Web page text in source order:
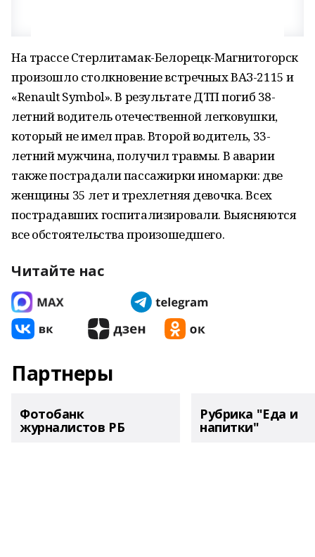
На трассе Стерлитамак-Белорецк-Магнитогорск
произошло столкновение встречных ВАЗ-2115 и
«Renault Symbol». В результате ДТП погиб 38-
летний водитель отечественной легковушки,
который не имел прав. Второй водитель, 33-
летний мужчина, получил травмы. В аварии
также пострадали пассажирки иномарки: две
женщины 35 лет и трехлетняя девочка. Всех
пострадавших госпитализировали. Выясняются
все обстоятельства произошедшего.
Читайте нас
Партнеры
Фотобанк
журналистов РБ
Рубрика "Еда и
напитки"